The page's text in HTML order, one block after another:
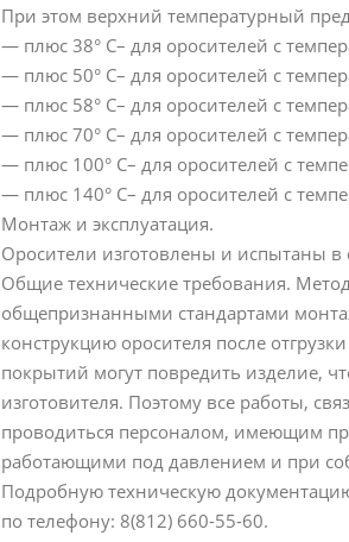
При этом верхний температурный
— плюс 38° С– для оросителей с
— плюс 50° С– для оросителей с
— плюс 58° С– для оросителей с
— плюс 70° С– для оросителей с
— плюс 100° С– для оросителей с
— плюс 140° С– для оросителей с
Монтаж и эксплуатация.
Оросители изготовлены и испытаны в
Общие технические требования.
общепризнанными стандартами
конструкцию оросителя после
покрытий могут повредить изделие,
изготовителя. Поэтому все работы,
проводиться персоналом, имеющим
работающими под давлением и при
Подробную техническую
по телефону: 8(812) 660-55-60.